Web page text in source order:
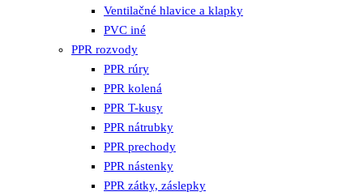
Ventilačné hlavice a klapky
PVC iné
PPR rozvody
PPR rúry
PPR kolená
PPR T-kusy
PPR nátrubky
PPR prechody
PPR nástenky
PPR zátky, záslepky